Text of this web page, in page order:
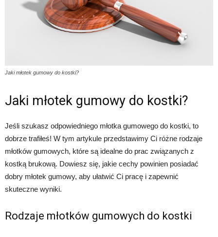
Jaki młotek gumowy do kostki?
Jaki młotek gumowy do kostki?
Jeśli szukasz odpowiedniego młotka gumowego do kostki, to
dobrze trafiłeś! W tym artykule przedstawimy Ci różne rodzaje
młotków gumowych, które są idealne do prac związanych z
kostką brukową. Dowiesz się, jakie cechy powinien posiadać
dobry młotek gumowy, aby ułatwić Ci pracę i zapewnić
skuteczne wyniki.
Rodzaje młotków gumowych do kostki